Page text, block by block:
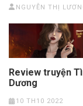
NGUYỄN THỊ
Review truyện
Dương
10 TH10 2022